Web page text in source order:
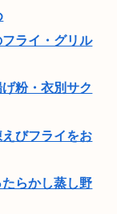
ライ・グリル
粉・衣別サク
びフライをお
らかし蒸し野